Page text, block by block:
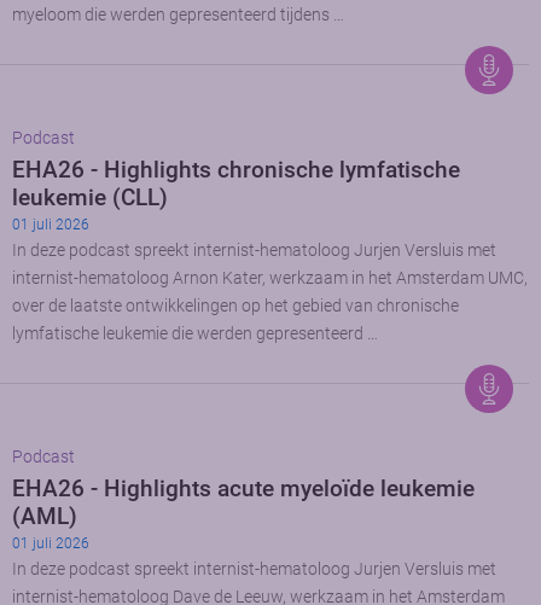
myeloom die werden gepresenteerd tijdens …
Podcast
EHA26 - Highlights chronische lymfatische
leukemie (CLL)
01 juli 2026
In deze podcast spreekt internist-hematoloog Jurjen Versluis met
internist-hematoloog Arnon Kater, werkzaam in het Amsterdam UMC,
over de laatste ontwikkelingen op het gebied van chronische
lymfatische leukemie die werden gepresenteerd …
Podcast
EHA26 - Highlights acute myeloïde leukemie
(AML)
01 juli 2026
In deze podcast spreekt internist-hematoloog Jurjen Versluis met
internist-hematoloog Dave de Leeuw, werkzaam in het Amsterdam